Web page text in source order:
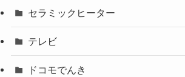
セラミックヒーター
テレビ
ドコモでんき